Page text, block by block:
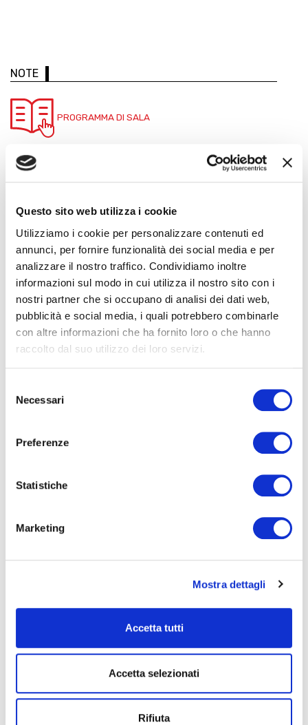
Questo sito web utilizza i cookie
Utilizziamo i cookie per personalizzare contenuti ed
annunci, per fornire funzionalità dei social media e per
analizzare il nostro traffico. Condividiamo inoltre
informazioni sul modo in cui utilizza il nostro sito con i
nostri partner che si occupano di analisi dei dati web,
pubblicità e social media, i quali potrebbero combinarle
con altre informazioni che ha fornito loro o che hanno
raccolto dal suo utilizzo dei loro servizi.
delNecessari
Preferenze
Statistiche
Marketing
Mostra dettagli
Accetta tutti
Accetta selezionati
Rifiuta
NOTE
PROGRAMMA DI SALA
GIO
16 APR
2026
Teatro Sperimentale Ancona
Ancona
VEN
17 APR
2026
Teatro Gentile
Fabriano
INTERPRETI
Enrico Dindo